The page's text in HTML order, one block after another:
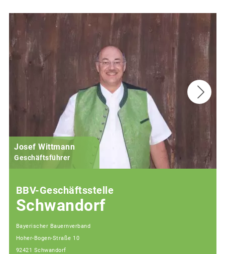
Josef Wittmann
Geschäftsführer
BBV-Geschäftsstelle
Schwandorf
Bayerischer Bauernverband
Hoher-Bogen-Straße 10
92421 Schwandorf